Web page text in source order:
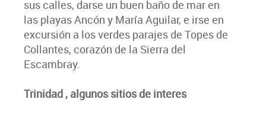
sus calles, darse un buen baño de mar en
las playas Ancón y María Aguilar, e irse en
excursión a los verdes parajes de Topes de
Collantes, corazón de la Sierra del
Escambray.
Trinidad , algunos sitios de interes